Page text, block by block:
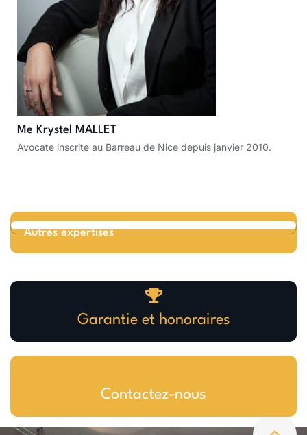
Me Krystel MALLET
Avocate inscrite au Barreau de Nice depuis janvier 2010.
Autres expertises
Garantie et honoraires
Contactez-nous